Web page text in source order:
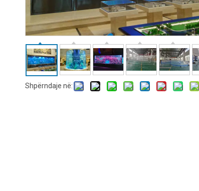
Shpërndaje në: